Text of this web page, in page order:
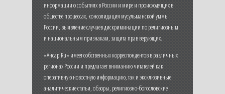
информации о событиях в России и мире и происходящих в
обществе процессах, консолидация мусульманской уммы
России, выявление случаев дискриминации по религиозным
и национальным признакам, защита прав верующих.
«Ансар.Ru» имеет собственных корреспондентов в различных
регионах России и предлагает вниманию читателей как
оперативную новостную информацию, так и эксклюзивные
аналитические статьи, обзоры, религиозно-богословские